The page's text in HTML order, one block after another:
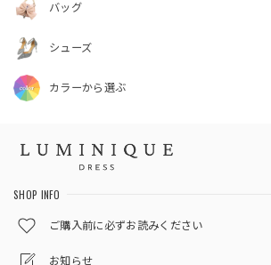
バッグ
シューズ
カラーから選ぶ
SHOP INFO
ご購入前に必ずお読みください
お知らせ